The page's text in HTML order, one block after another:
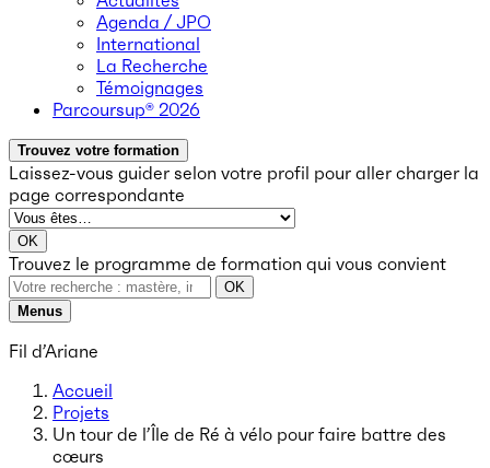
Agenda / JPO
International
La Recherche
Témoignages
Parcoursup® 2026
Trouvez votre formation
Laissez-vous guider selon votre profil pour aller charger la
page correspondante
OK
Trouvez le programme de formation qui vous convient
OK
Menus
Fil d’Ariane
Accueil
Projets
Un tour de l’Île de Ré à vélo pour faire battre des
cœurs